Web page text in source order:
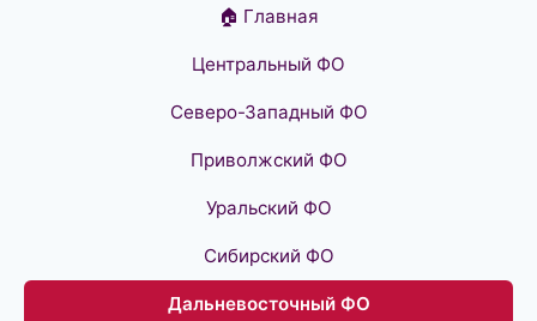
🏠 Главная
Центральный ФО
Северо-Западный ФО
Приволжский ФО
Уральский ФО
Сибирский ФО
Дальневосточный ФО